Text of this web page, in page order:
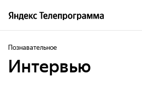
Познавательное
Интервью